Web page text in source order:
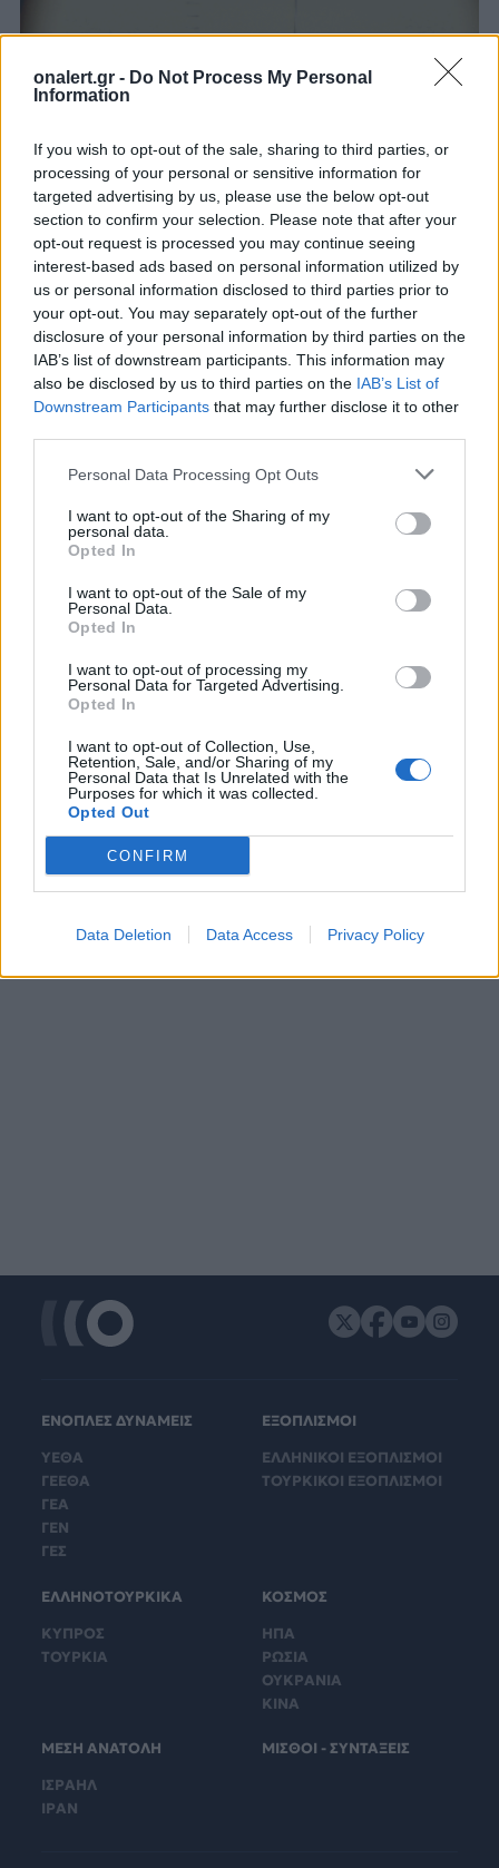
onalert.gr - Do Not Process My Personal
Information
If you wish to opt-out of the sale, sharing to third parties, or
processing of your personal or sensitive information for
targeted advertising by us, please use the below opt-out
section to confirm your selection. Please note that after your
opt-out request is processed you may continue seeing
interest-based ads based on personal information utilized by
us or personal information disclosed to third parties prior to
your opt-out. You may separately opt-out of the further
disclosure of your personal information by third parties on the
IAB’s list of downstream participants. This information may
also be disclosed by us to third parties on the IAB’s List of
Downstream Participants that may further disclose it to other
Personal Data Processing Opt Outs
I want to opt-out of the Sharing of my
personal data.
Opted In
I want to opt-out of the Sale of my
Personal Data.
Opted In
I want to opt-out of processing my
Personal Data for Targeted Advertising.
Opted In
I want to opt-out of Collection, Use,
Retention, Sale, and/or Sharing of my
Personal Data that Is Unrelated with the
Purposes for which it was collected.
Opted Out
CONFIRM
Data Deletion Data Access Privacy Policy
Νέο “χτύπημα” της Άγκυρας με
NAVTEX που “κόβει στα δύο” το
βορειανατολικό Αιγαίο [pics]
Αναλυτικά στοιχεία και χάρτες με τις NAVTEX.
14 ΔΕΚ. 2020, 16:07
NAVTEX: Σεισμικές έρευνες του
“Ορούτς Ρέις” στην κυπριακή ΑΟΖ [pic]
Τι προβλέπει η NAVTEX για τις σεισμικές
έρευνες.
14 ΝΟΕ. 2019, 12:31
ΣΕΛΙΔΑ1ΑΠΟ
ΔΙΑΦΗΜΙΣΗ
ΕΝΟΠΛΕΣ ΔΥΝΑΜΕΙΣ
ΥΕΘΑ
ΓΕΕΘΑ
ΓΕΑ
ΓΕΝ
ΓΕΣ
ΕΞΟΠΛΙΣΜΟΙ
ΕΛΛΗΝΙΚΟΙ ΕΞΟΠΛΙΣΜΟΙ
ΤΟΥΡΚΙΚΟΙ ΕΞΟΠΛΙΣΜΟΙ
ΕΛΛΗΝΟΤΟΥΡΚΙΚΑ
ΚΥΠΡΟΣ
ΤΟΥΡΚΙΑ
ΚΟΣΜΟΣ
ΗΠΑ
ΡΩΣΙΑ
ΟΥΚΡΑΝΙΑ
ΚΙΝΑ
ΜΕΣΗ ΑΝΑΤΟΛΗ
ΙΣΡΑΗΛ
ΙΡΑΝ
ΜΙΣΘΟΙ - ΣΥΝΤΑΞΕΙΣ